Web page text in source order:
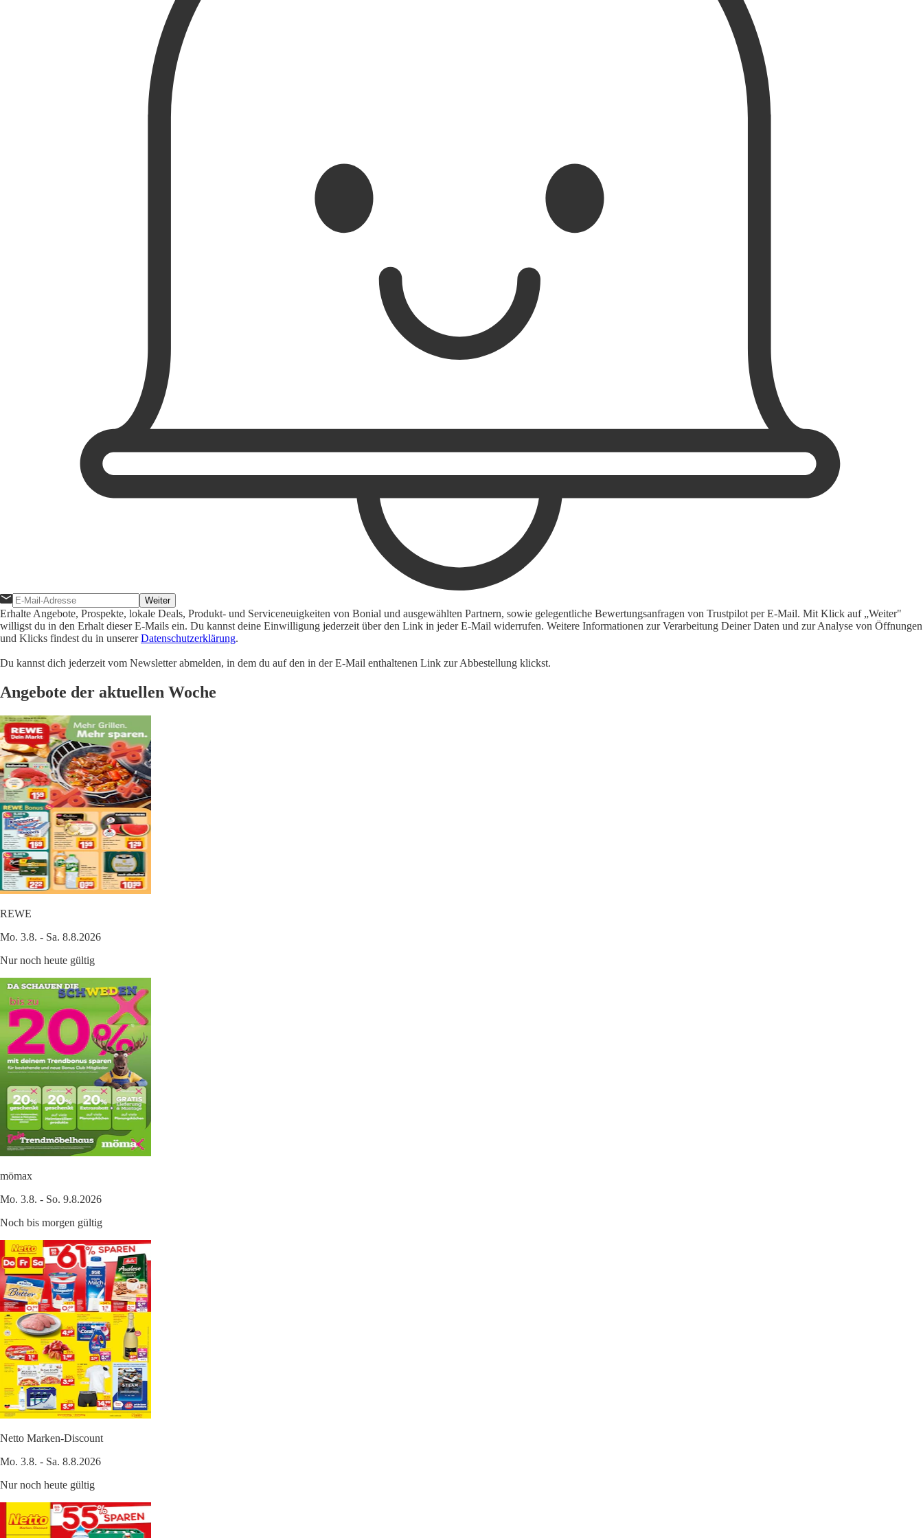
Weiter
Erhalte Angebote, Prospekte, lokale Deals, Produkt- und Serviceneuigkeiten von Bonial und ausgewählten Partnern, sowie gelegentliche Bewertungsanfragen von Trustpilot per E-Mail. Mit Klick auf „Weiter"
willigst du in den Erhalt dieser E-Mails ein. Du kannst deine Einwilligung jederzeit über den Link in jeder E-Mail widerrufen. Weitere Informationen zur Verarbeitung Deiner Daten und zur Analyse von Öffnungen
und Klicks findest du in unsererDatenschutzerklärung.
Du kannst dich jederzeit vom Newsletter abmelden, in dem du auf den in der E-Mail enthaltenen Link zur Abbestellung klickst.
Angebote der aktuellen Woche
REWE
Mo. 3.8. - Sa. 8.8.2026
Nur noch heute gültig
mömax
Mo. 3.8. - So. 9.8.2026
Noch bis morgen gültig
Netto Marken-Discount
Mo. 3.8. - Sa. 8.8.2026
Nur noch heute gültig